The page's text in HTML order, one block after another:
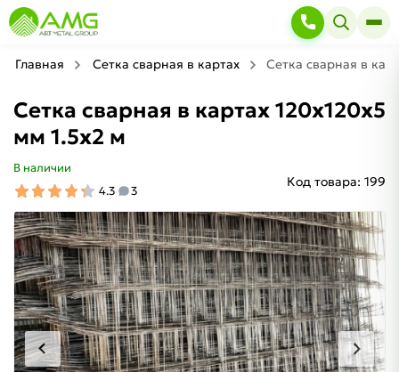
Главная Сетка сварная в картах Сетка сварная в
Сетка сварная в картах 120х120х5
мм 1.5х2 м
В наличии
4.3
3
Код товара: 199